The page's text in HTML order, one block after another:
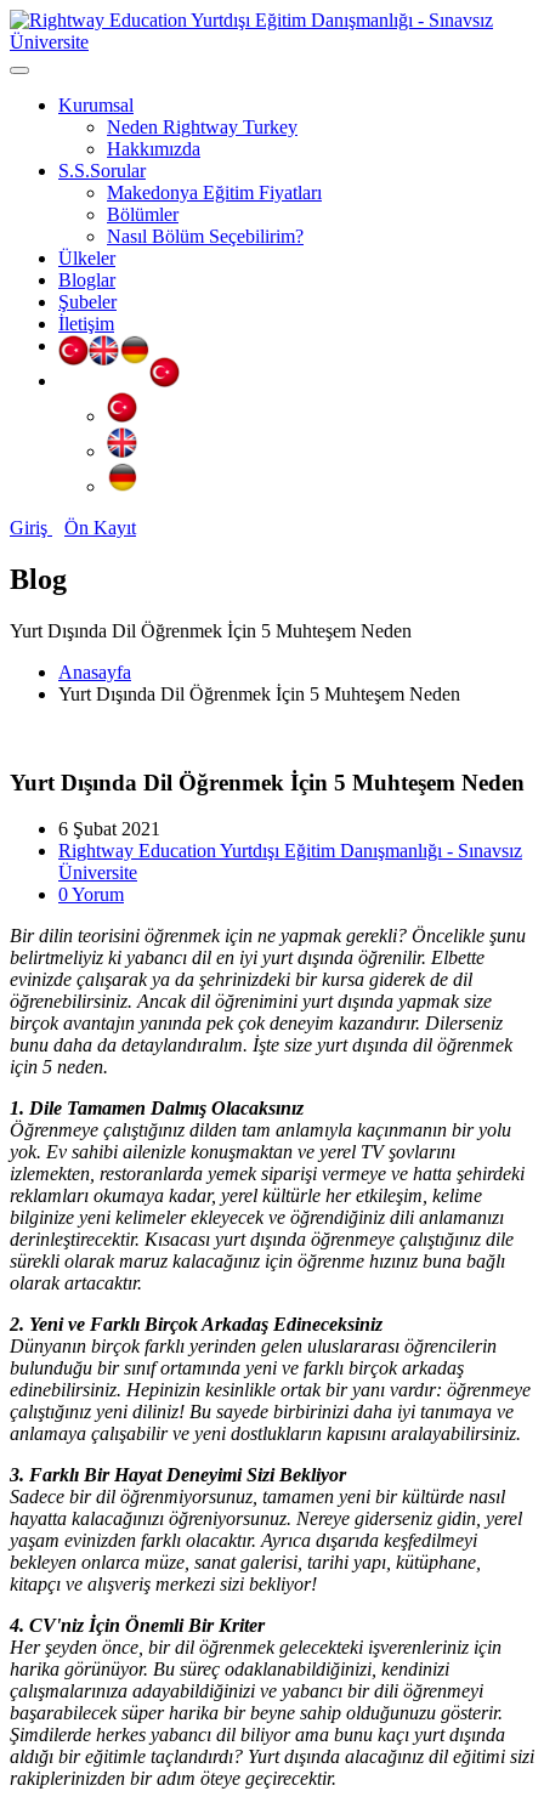
Kurumsal
Neden Rightway Turkey
Hakkımızda
S.S.Sorular
Makedonya Eğitim Fiyatları
Bölümler
Nasıl Bölüm Seçebilirim?
Ülkeler
Bloglar
Şubeler
İletişim
Giriş Ön Kayıt
Blog
Yurt Dışında Dil Öğrenmek İçin 5 Muhteşem Neden
Anasayfa
Yurt Dışında Dil Öğrenmek İçin 5 Muhteşem Neden
Yurt Dışında Dil Öğrenmek İçin 5 Muhteşem Neden
6 Şubat 2021
Rightway Education Yurtdışı Eğitim Danışmanlığı - Sınavsız
Üniversite
0 Yorum
Bir dilin teorisini öğrenmek için ne yapmak gerekli? Öncelikle şunu
belirtmeliyiz ki yabancı dil en iyi yurt dışında öğrenilir. Elbette
evinizde çalışarak ya da şehrinizdeki bir kursa giderek de dil
öğrenebilirsiniz. Ancak dil öğrenimini yurt dışında yapmak size
birçok avantajın yanında pek çok deneyim kazandırır. Dilerseniz
bunu daha da detaylandıralım. İşte size yurt dışında dil öğrenmek
için 5 neden.
1. Dile Tamamen Dalmış Olacaksınız
Öğrenmeye çalıştığınız dilden tam anlamıyla kaçınmanın bir yolu
yok. Ev sahibi ailenizle konuşmaktan ve yerel TV şovlarını
izlemekten, restoranlarda yemek siparişi vermeye ve hatta şehirdeki
reklamları okumaya kadar, yerel kültürle her etkileşim, kelime
bilginize yeni kelimeler ekleyecek ve öğrendiğiniz dili anlamanızı
derinleştirecektir. Kısacası yurt dışında öğrenmeye çalıştığınız dile
sürekli olarak maruz kalacağınız için öğrenme hızınız buna bağlı
olarak artacaktır.
2. Yeni ve Farklı Birçok Arkadaş Edineceksiniz
Dünyanın birçok farklı yerinden gelen uluslararası öğrencilerin
bulunduğu bir sınıf ortamında yeni ve farklı birçok arkadaş
edinebilirsiniz. Hepinizin kesinlikle ortak bir yanı vardır: öğrenmeye
çalıştığınız yeni diliniz! Bu sayede birbirinizi daha iyi tanımaya ve
anlamaya çalışabilir ve yeni dostlukların kapısını aralayabilirsiniz.
3. Farklı Bir Hayat Deneyimi Sizi Bekliyor
Sadece bir dil öğrenmiyorsunuz, tamamen yeni bir kültürde nasıl
hayatta kalacağınızı öğreniyorsunuz. Nereye giderseniz gidin, yerel
yaşam evinizden farklı olacaktır. Ayrıca dışarıda keşfedilmeyi
bekleyen onlarca müze, sanat galerisi, tarihi yapı, kütüphane,
kitapçı ve alışveriş merkezi sizi bekliyor!
4. CV'niz İçin Önemli Bir Kriter
Her şeyden önce, bir dil öğrenmek gelecekteki işverenleriniz için
harika görünüyor. Bu süreç odaklanabildiğinizi, kendinizi
çalışmalarınıza adayabildiğinizi ve yabancı bir dili öğrenmeyi
başarabilecek süper harika bir beyne sahip olduğunuzu gösterir.
Şimdilerde herkes yabancı dil biliyor ama bunu kaçı yurt dışında
aldığı bir eğitimle taçlandırdı? Yurt dışında alacağınız dil eğitimi sizi
rakiplerinizden bir adım öteye geçirecektir.